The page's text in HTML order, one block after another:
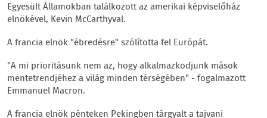
Egyesült Államokban találkozott az amerikai képviselőház
elnökével, Kevin McCarthyval.
A francia elnök "ébredésre" szólította fel Európát.
"A mi prioritásunk nem az, hogy alkalmazkodjunk mások
mentetrendjéhez a világ minden térségében" - fogalmazott
Emmanuel Macron.
A francia elnök pénteken Pekingben tárgyalt a tajvani